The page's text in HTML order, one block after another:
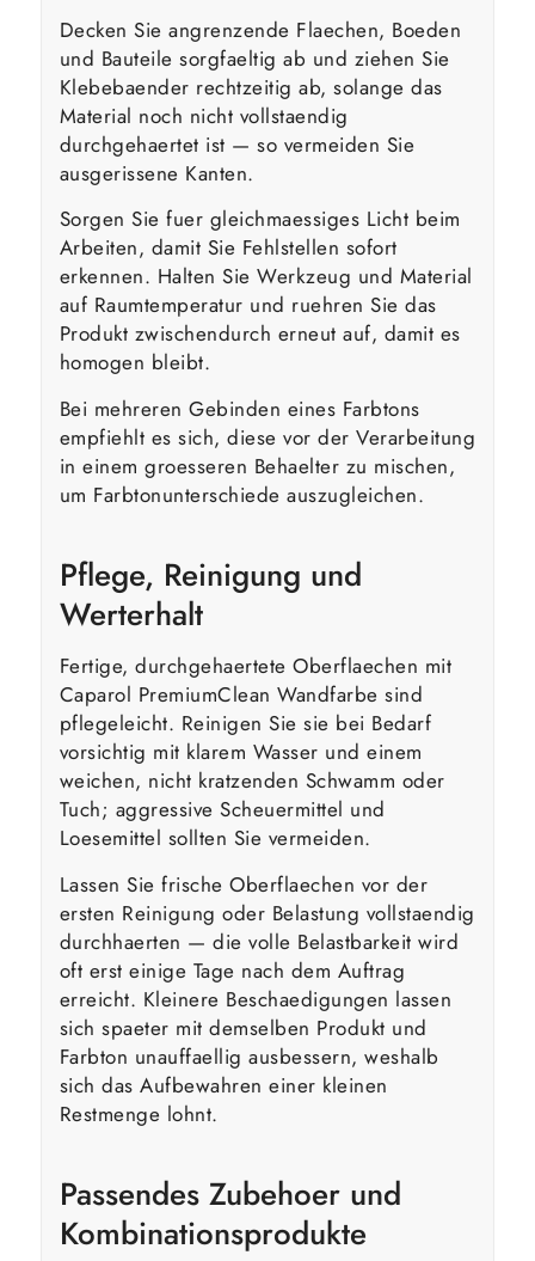
Decken Sie angrenzende Flaechen, Boeden
und Bauteile sorgfaeltig ab und ziehen Sie
Klebebaender rechtzeitig ab, solange das
Material noch nicht vollstaendig
durchgehaertet ist — so vermeiden Sie
ausgerissene Kanten.
Sorgen Sie fuer gleichmaessiges Licht beim
Arbeiten, damit Sie Fehlstellen sofort
erkennen. Halten Sie Werkzeug und Material
auf Raumtemperatur und ruehren Sie das
Produkt zwischendurch erneut auf, damit es
homogen bleibt.
Bei mehreren Gebinden eines Farbtons
empfiehlt es sich, diese vor der Verarbeitung
in einem groesseren Behaelter zu mischen,
um Farbtonunterschiede auszugleichen.
Pflege, Reinigung und
Werterhalt
Fertige, durchgehaertete Oberflaechen mit
Caparol PremiumClean Wandfarbe sind
pflegeleicht. Reinigen Sie sie bei Bedarf
vorsichtig mit klarem Wasser und einem
weichen, nicht kratzenden Schwamm oder
Tuch; aggressive Scheuermittel und
Loesemittel sollten Sie vermeiden.
Lassen Sie frische Oberflaechen vor der
ersten Reinigung oder Belastung vollstaendig
durchhaerten — die volle Belastbarkeit wird
oft erst einige Tage nach dem Auftrag
erreicht. Kleinere Beschaedigungen lassen
sich spaeter mit demselben Produkt und
Farbton unauffaellig ausbessern, weshalb
sich das Aufbewahren einer kleinen
Restmenge lohnt.
Passendes Zubehoer und
Kombinationsprodukte